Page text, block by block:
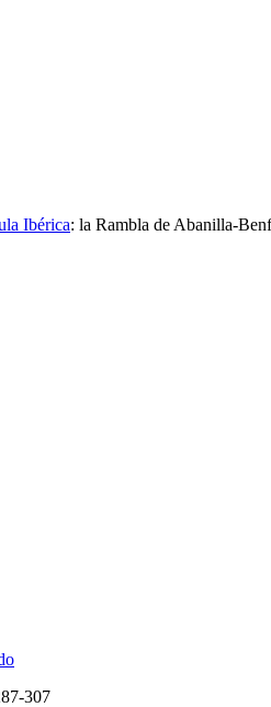
Ibérica: la Rambla de Abanilla-
307